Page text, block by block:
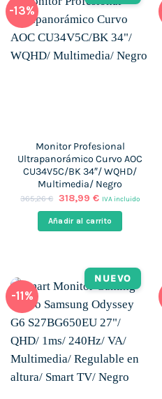
-13%
Monitor Profesional
Ultrapanorámico Curvo AOC
CU34V5C/BK 34″/ WQHD/
Multimedia/ Negro
365,26€ El
original
era:
318,99 €El
actual
es:
IVA incluido
Añadir al carrito
-11%
NUEVO